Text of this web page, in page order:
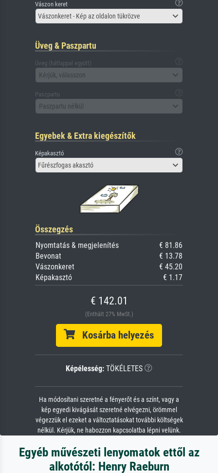
Vászon keret
Vászonkeret - Kép az oldalon tükrözve
Üveg & Paszpartu
Üveg (hátlappal együtt)
Kérjük, válasszon
Paszpartu
Paszpartu nélkül
Egyebek & Extra kiegészítők
Képakasztó
Fűrészfogas akasztó
Összegzés
Nyomtatás & megjelenítés
€ 81.86
Bevonat
€ 13.78
Vászonkeret
€ 45.20
Képakasztó
€ 1.17
€ 142.01
(Enthält 27% MwSt.)
Kosárba helyezés
Képélesség: TÖKÉLETES
Ha módosítani szeretné a fényerőt és a színt, vagy a
kép egyedi kivágását szeretné elvégezni, örömmel
végezzük el ezeket a változtatásokat további költségek
nélkül. Kérjük, ne habozzon kapcsolatba lépni velünk.
Egyéb művészeti lenyomatok ettől az
alkotótól: Henry Raeburn